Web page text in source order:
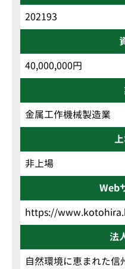
202193
40,000,000円
金属工作機械製造業
非上場
Web
https://
法
自然環境に恵まれた